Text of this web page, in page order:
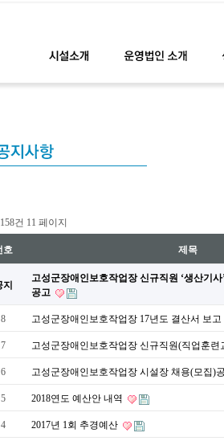
건 11 페이지
호 제목
고성군장애인보호작업장 신규직원 ‘생산기
공고
8 고성군장애인보호작업장 17년도 결산서 보고
7 고성군장애인보호작업장 신규직원(직업훈련
6 고성군장애인보호작업장 시설장 채용(모집)
5 2018연도 예산안 내역
4 2017년 1회 추경예산